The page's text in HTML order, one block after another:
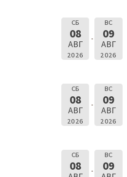
СБ
08
АВГ
2026
ВС
09
АВГ
2026
СБ
08
АВГ
2026
ВС
09
АВГ
2026
СБ
08
ВС
09